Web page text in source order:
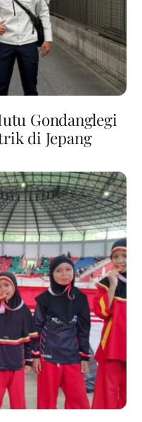
Gondanglegi
di Jepang